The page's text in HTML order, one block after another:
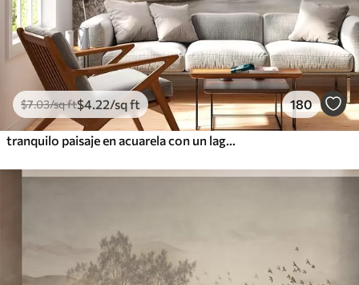
$7.03/sq ft$4 .22/sq ft 180